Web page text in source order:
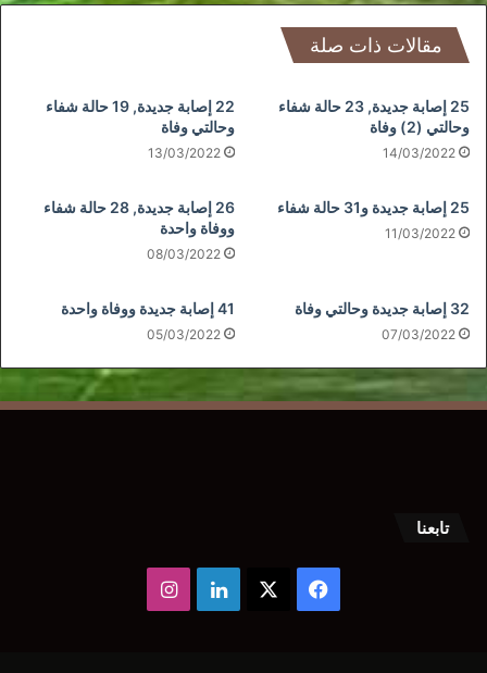
مقالات ذات صلة
25 إصابة جديدة, 23 حالة شفاء
وحالتي (2) وفاة
14/03/2022
22 إصابة جديدة, 19 حالة شفاء
وحالتي وفاة
13/03/2022
25 إصابة جديدة و31 حالة شفاء
11/03/2022
26 إصابة جديدة, 28 حالة شفاء
ووفاة واحدة
08/03/2022
32 إصابة جديدة وحالتي وفاة
07/03/2022
41 إصابة جديدة ووفاة واحدة
05/03/2022
تابعنا
فيسبوك لينكدإنانستقرام